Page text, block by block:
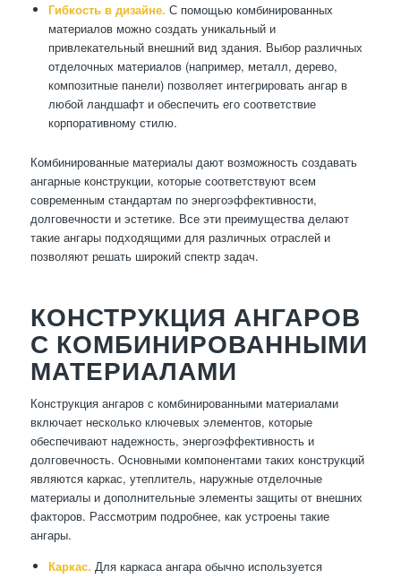
Гибкость в дизайне. С помощью комбинированных
материалов можно создать уникальный и
привлекательный внешний вид здания. Выбор различных
отделочных материалов (например, металл, дерево,
композитные панели) позволяет интегрировать ангар в
любой ландшафт и обеспечить его соответствие
корпоративному стилю.
Комбинированные материалы дают возможность создавать
ангарные конструкции, которые соответствуют всем
современным стандартам по энергоэффективности,
долговечности и эстетике. Все эти преимущества делают
такие ангары подходящими для различных отраслей и
позволяют решать широкий спектр задач.
КОНСТРУКЦИЯ АНГАРОВ
С КОМБИНИРОВАННЫМИ
МАТЕРИАЛАМИ
Конструкция ангаров с комбинированными материалами
включает несколько ключевых элементов, которые
обеспечивают надежность, энергоэффективность и
долговечность. Основными компонентами таких конструкций
являются каркас, утеплитель, наружные отделочные
материалы и дополнительные элементы защиты от внешних
факторов. Рассмотрим подробнее, как устроены такие
ангары.
Каркас. Для каркаса ангара обычно используется